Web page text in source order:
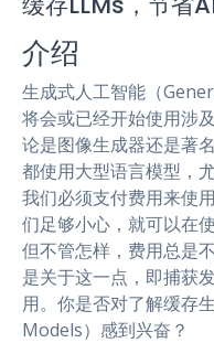
e b l
介绍
生成式人工智能（
将会或已经开始使用涉
论是图像生成器还是著
都使用大型语言模型，
我们必须支付费用来使
们足够小心，就可以在
但不管怎样，费用总是
是关于这一点，即捕获
用。你是否对了解缓存
Models）感到兴奋？